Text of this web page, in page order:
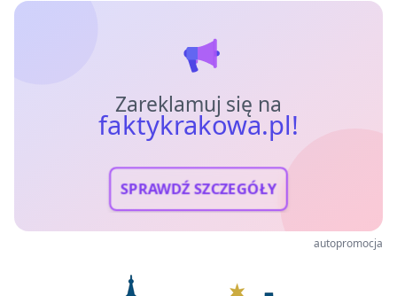
Zareklamuj się na
faktykrakowa.pl!
SPRAWDŹ SZCZEGÓŁY
autopromocja